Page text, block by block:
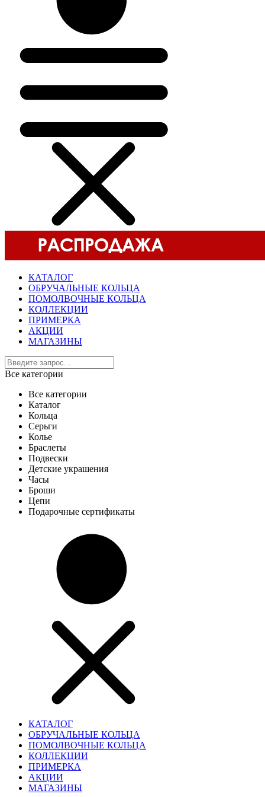
КАТАЛОГ
ОБРУЧАЛЬНЫЕ КОЛЬЦА
ПОМОЛВОЧНЫЕ КОЛЬЦА
КОЛЛЕКЦИИ
ПРИМЕРКА
АКЦИИ
МАГАЗИНЫ
Все категории
Все категории
Каталог
Кольца
Серьги
Колье
Браслеты
Подвески
Детские украшения
Часы
Броши
Цепи
Подарочные сертификаты
КАТАЛОГ
ОБРУЧАЛЬНЫЕ КОЛЬЦА
ПОМОЛВОЧНЫЕ КОЛЬЦА
КОЛЛЕКЦИИ
ПРИМЕРКА
АКЦИИ
МАГАЗИНЫ